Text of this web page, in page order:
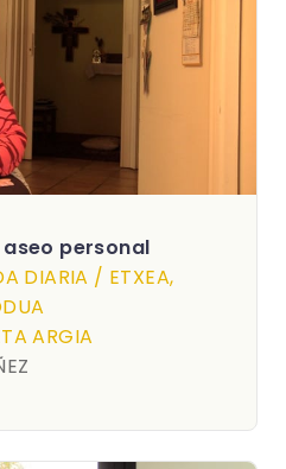
personal
DIARIA / ETXEA,
ARGIA